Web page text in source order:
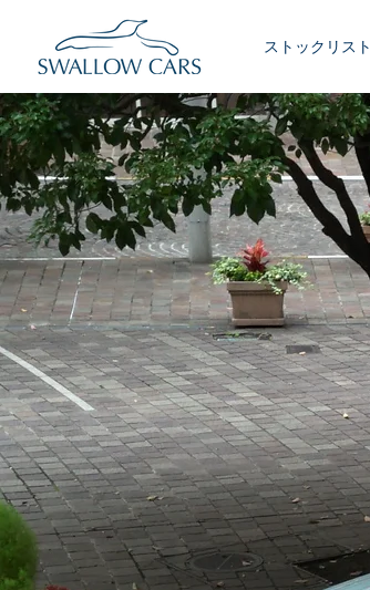
ストックリスト